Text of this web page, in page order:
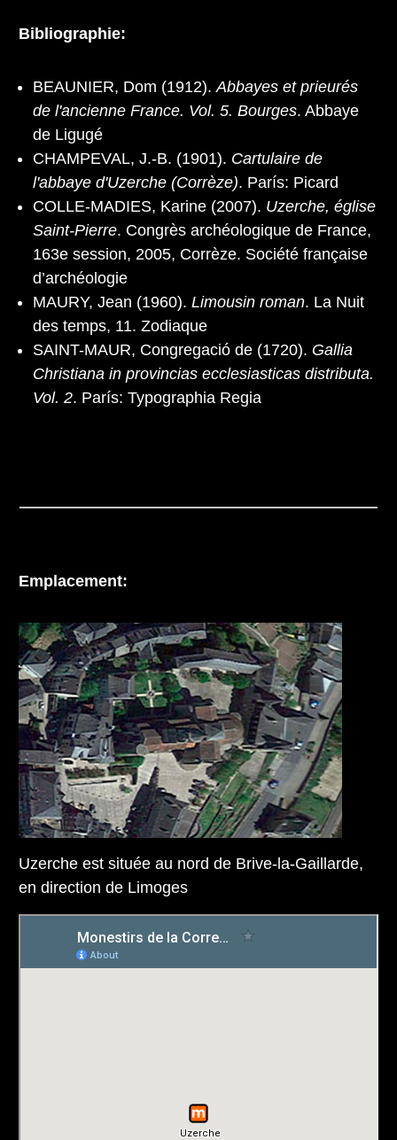
Bibliographie:
BEAUNIER, Dom (1912). Abbayes et prieurés
de l'ancienne France. Vol. 5. Bourges. Abbaye
de Ligugé
CHAMPEVAL, J.-B. (1901). Cartulaire de
l'abbaye d'Uzerche (Corrèze). París: Picard
COLLE-MADIES, Karine (2007). Uzerche, église
Saint-Pierre. Congrès archéologique de France,
163e session, 2005, Corrèze. Société française
d’archéologie
MAURY, Jean (1960). Limousin roman. La Nuit
des temps, 11. Zodiaque
SAINT-MAUR, Congregació de (1720). Gallia
Christiana in provincias ecclesiasticas distributa.
Vol. 2. París: Typographia Regia
Emplacement:
Uzerche est située au nord de Brive-la-Gaillarde,
en direction de Limoges